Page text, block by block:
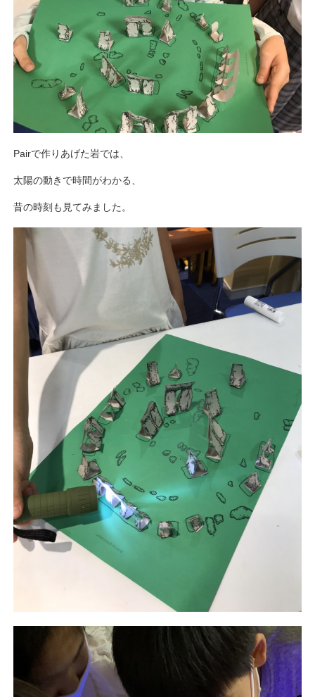
Pairで作りあげた岩では、
太陽の動きで時間がわかる、
昔の時刻も見てみました。